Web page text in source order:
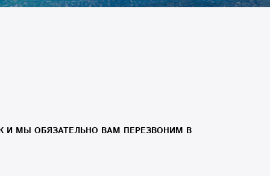
И МЫ ОБЯЗАТЕЛЬНО ВАМ ПЕРЕЗВОНИМ В